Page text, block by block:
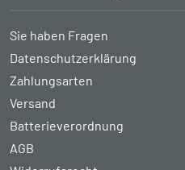
Sie haben Fragen
Datenschutzerklärung
Zahlungsarten
Versand
Batterieverordnung
AGB